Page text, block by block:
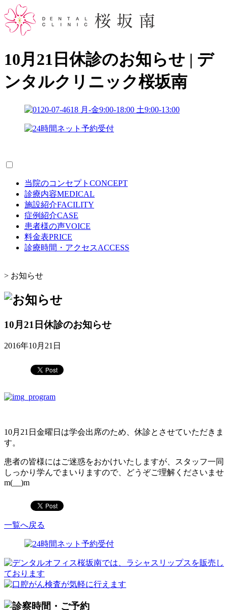
10月21日休診のお知らせ | デ
ンタルクリニック桜坂南
当院のコンセプト CONCEPT
診療内容MEDICAL
施設紹介FACILITY
症例紹介CASE
患者様の声VOICE
料金表PRICE
診療時間・アクセスACCESS
> お知らせ
10月21日休診のお知らせ
2016年10月21日
10月21日金曜日は学会出席のため、休診とさせていただきま
す。
患者の皆様にはご迷惑をおかけいたしますが、スタッフ一同
しっかり学んでまいりますので、どうぞご理解くださいませ
m(__)m
一覧へ戻る